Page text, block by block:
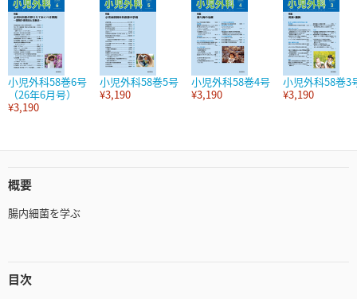
小児外科58巻6号
（26年6月号）
¥3,190
小児外科58巻5号
¥3,190
小児外科58巻4号
¥3,190
小児外科58巻3
¥3,190
概要
腸内細菌を学ぶ
目次